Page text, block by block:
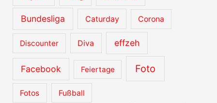
Bundesliga Caturday Corona
Discounter Diva effzeh
Facebook Feiertage Foto
Fotos Fußball